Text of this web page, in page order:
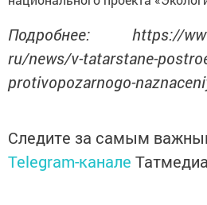
Подробнее: https://
ru/news/v-tatarstane-
protivopozarnogo-
Следите за самым
Telegram-канале Татмедиа